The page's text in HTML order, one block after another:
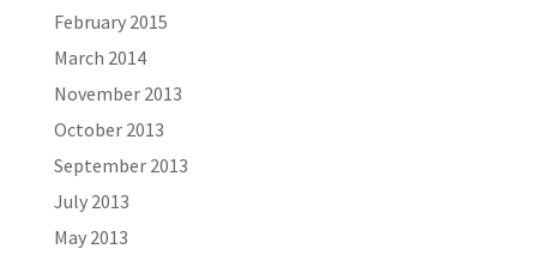
February 2015
March 2014
November 2013
October 2013
September 2013
July 2013
May 2013